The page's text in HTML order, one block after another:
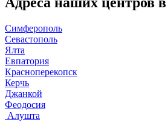
Симферополь
Севастополь
Ялта
Евпатория
Красноперекопск
Керчь
Джанкой
Феодосия
Алушта